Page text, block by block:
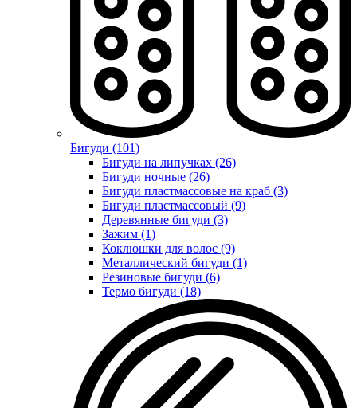
Бигуди (101)
Бигуди на липучках (26)
Бигуди ночные (26)
Бигуди пластмассовые на краб (3)
Бигуди пластмассовый (9)
Деревянные бигуди (3)
Зажим (1)
Коклюшки для волос (9)
Металлический бигуди (1)
Резиновые бигуди (6)
Термо бигуди (18)